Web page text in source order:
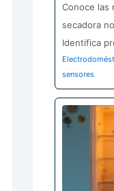
Conoce las
secadora
Identifica
sensores